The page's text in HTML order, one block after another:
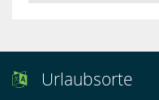
 Urlaubsorte